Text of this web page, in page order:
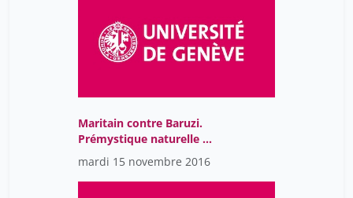
Maritain contre Baruzi.
Prémystique naturelle et
mystique surnaturelle.
mardi 15 novembre 2016